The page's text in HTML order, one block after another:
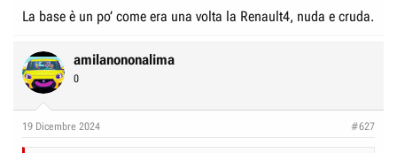
La base è un po’ come era una volta la Renault4, nuda e cruda.
amilanononalima
0
19 Dicembre 2024 #627